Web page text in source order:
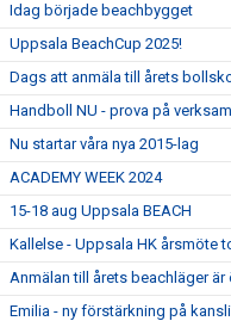
Idag började beachbygget
Uppsala BeachCup 2025!
Dags att anmäla till årets
Handboll NU - prova på
Nu startar våra nya 2015-lag
ACADEMY WEEK 2024
15-18 aug Uppsala BEACH
Kallelse - Uppsala HK årsmöte
Anmälan till årets beachläger är
Emilia - ny förstärkning på